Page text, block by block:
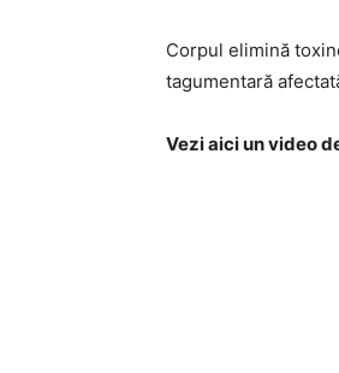
Corpul elimină
tagumentară
Vezi aici un video